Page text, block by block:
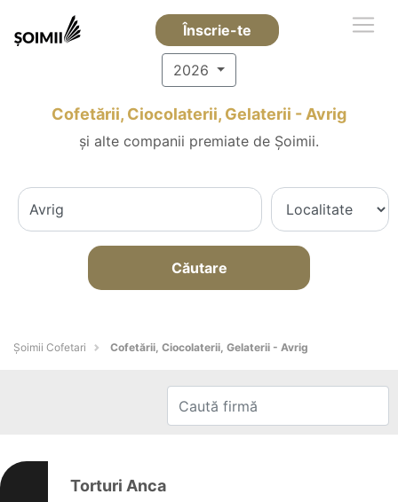
Înscrie-te
2026
Cofetării, Ciocolaterii, Gelaterii - Avrig
și alte companii premiate de Șoimii.
Căutare
Șoimii Cofetari Cofetării, Ciocolaterii, Gelaterii - Avrig
Torturi Anca